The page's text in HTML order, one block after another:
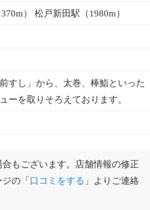
） 松戸新田駅（1980m）
すし」から、太巻、棒鮨といった
ーを取りそろえております。
もございます。店舗情報の修正
の「口コミをする 」よりご連絡